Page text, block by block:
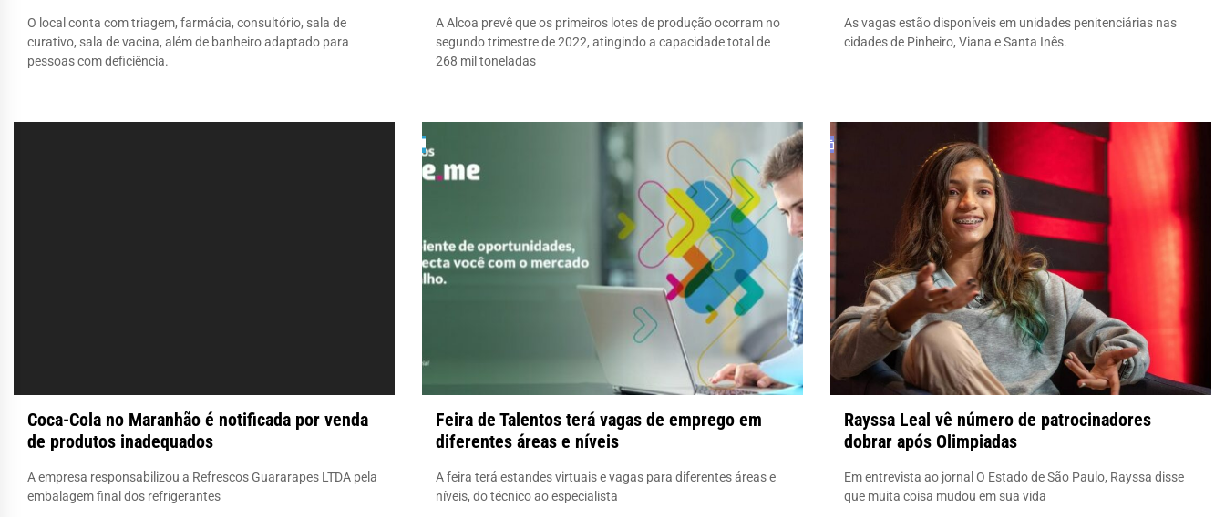
O local conta com triagem, farmácia, consultório, sala de
curativo, sala de vacina, além de banheiro adaptado para
pessoas com deficiência.
A Alcoa prevê que os primeiros lotes de produção ocorram no
segundo trimestre de 2022, atingindo a capacidade total de
268 mil toneladas
As vagas estão disponíveis em unidades penitenciárias nas
cidades de Pinheiro, Viana e Santa Inês.
Coca-Cola no Maranhão é notificada por venda
de produtos inadequados
A empresa responsabilizou a Refrescos Guararapes LTDA pela
embalagem final dos refrigerantes
Feira de Talentos terá vagas de emprego em
diferentes áreas e níveis
A feira terá estandes virtuais e vagas para diferentes áreas e
níveis, do técnico ao especialista
Rayssa Leal vê número de patrocinadores
dobrar após Olimpiadas
Em entrevista ao jornal O Estado de São Paulo, Rayssa disse
que muita coisa mudou em sua vida